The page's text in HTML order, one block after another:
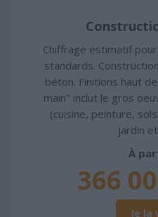
Chiffrage estimatif
standards.
béton. Finitions haut
main" inclut le gros
(cuisine, peinture,
jardin
À
366
Je la